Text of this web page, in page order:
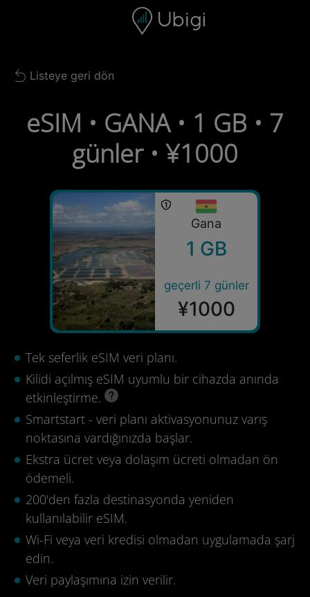
Gezinme çubuğu Alt bilgi
Back to list
Listeye geri dön
eSIM • GANA • 1 GB • 7
günler • ¥1000
Gana
1 GB
geçerli 7 günler
¥1000
Tek seferlik eSIM veri planı.
Kilidi açılmış eSIM uyumlu bir cihazda anında
etkinleştirme.
Smartstart - veri planı aktivasyonunuz varış
noktasına vardığınızda başlar.
Ekstra ücret veya dolaşım ücreti olmadan ön
ödemeli.
200'den fazla destinasyonda yeniden
kullanılabilir eSIM.
Wi-Fi veya veri kredisi olmadan uygulamada şarj
edin.
Veri paylaşımına izin verilir.